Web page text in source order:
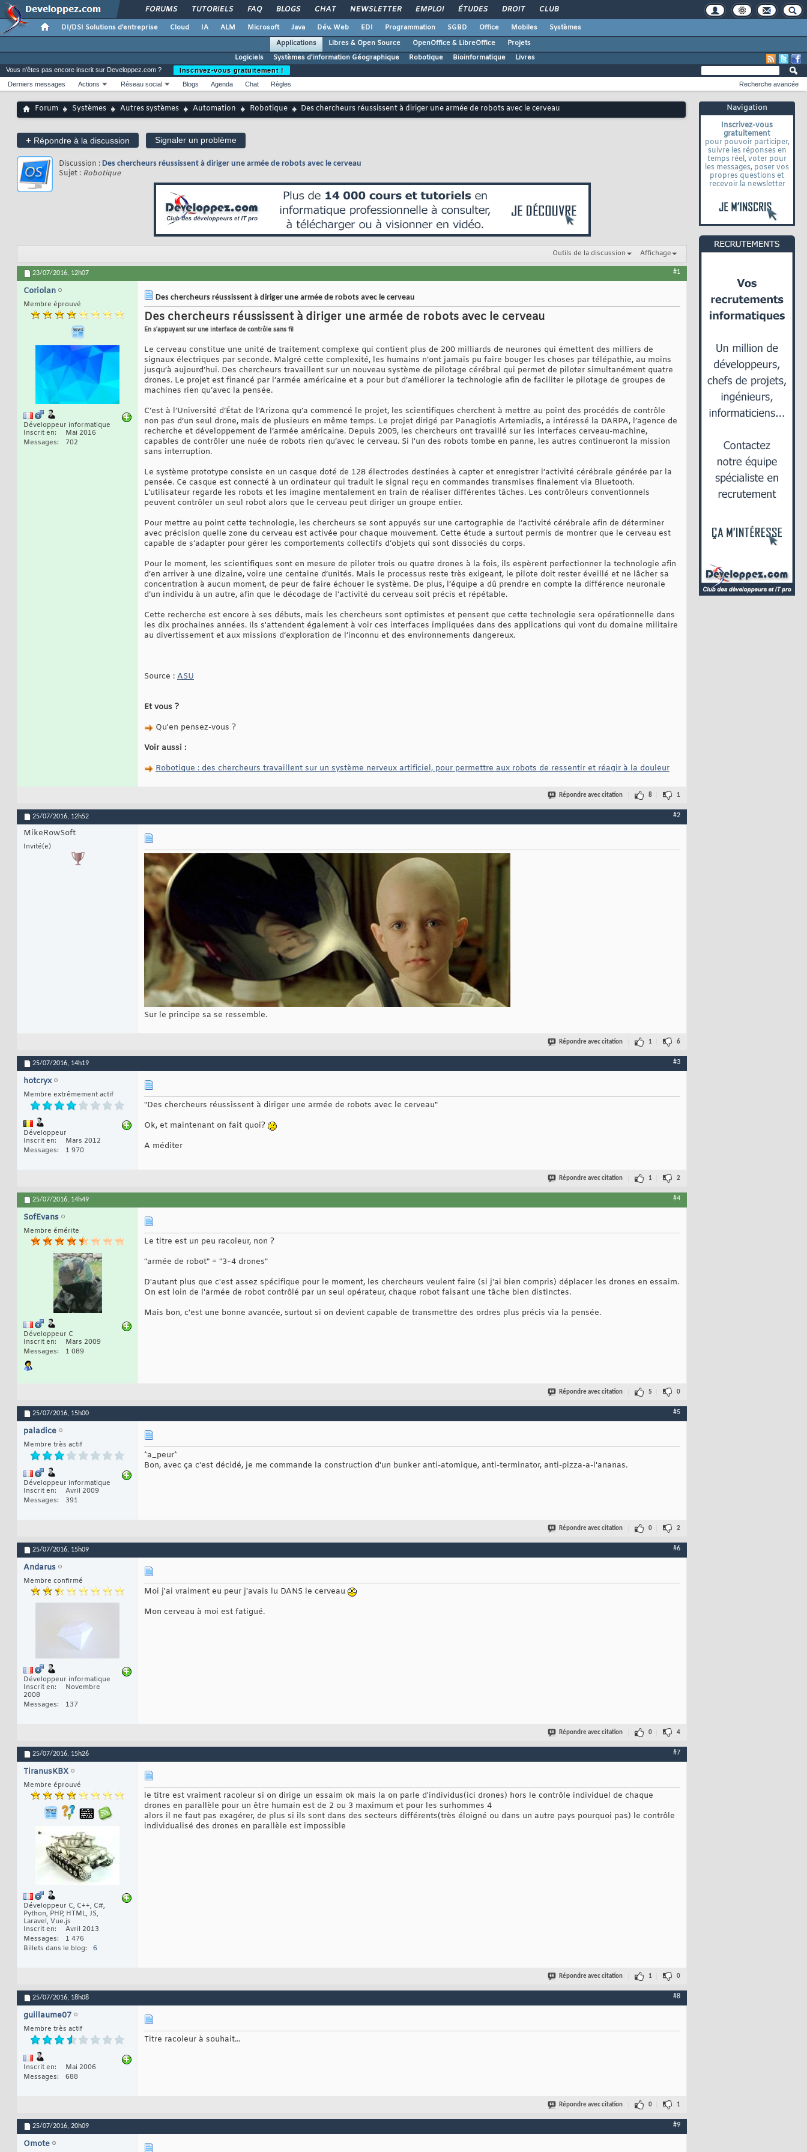
FORUMS TUTORIELS FAQ BLOGS CHAT NEWSLETTER EMPLOI ÉTUDES DROIT CLUB
DI/DSI Solutions d'entreprise Cloud IA ALM Microsoft Java Dév. Web EDI Programmation SGBD Office Mobiles
Systèmes
Applications
Libres & Open Source OpenOffice & LibreOffice
Projets
Logiciels
Systèmes d'information Géographique Robotique Bioinformatique Livres
Navigation
Inscrivez-vous
gratuitement
pour pouvoir participer,
suivre les réponses en
temps réel, voter pour
les messages, poser vos
propres questions et
recevoir la newsletter
Vous n'êtes pas encore inscrit sur Developpez.com ?
Inscrivez-vous gratuitement !
Derniers messages
Actions Réseau social Blogs Agenda Chat Règles Recherche avancée
Forum Systèmes Autres systèmes Automation Robotique Des chercheurs réussissent à diriger une armée de robots avec le cerveau
+ Répondre à la discussion Signaler un problème
Discussion : Des chercheurs réussissent à diriger une armée de robots avec le cerveau
Sujet : Robotique
Outils de la discussion Affichage
23/07/2016, 12h07 #1
Coriolan
Membre éprouvé
Développeur informatique
Inscrit en
Mai 2016
Messages
702
Des chercheurs réussissent à diriger une armée de robots avec le cerveau
Des chercheurs réussissent à diriger une armée de robots avec le cerveau
En s'appuyant sur une interface de contrôle sans fil
Le cerveau constitue une unité de traitement complexe qui contient plus de 200 milliards de neurones qui émettent des milliers de
signaux électriques par seconde. Malgré cette complexité, les humains n’ont jamais pu faire bouger les choses par télépathie, au moins
jusqu’à aujourd’hui. Des chercheurs travaillent sur un nouveau système de pilotage cérébral qui permet de piloter simultanément quatre
drones. Le projet est financé par l’armée américaine et a pour but d’améliorer la technologie afin de faciliter le pilotage de groupes de
machines rien qu’avec la pensée.
C’est à l’Université d’État de l’Arizona qu’a commencé le projet, les scientifiques cherchent à mettre au point des procédés de contrôle
non pas d’un seul drone, mais de plusieurs en même temps. Le projet dirigé par Panagiotis Artemiadis, a intéressé la DARPA, l’agence de
recherche et développement de l’armée américaine. Depuis 2009, les chercheurs ont travaillé sur les interfaces cerveau-machine,
capables de contrôler une nuée de robots rien qu’avec le cerveau. Si l'un des robots tombe en panne, les autres continueront la mission
sans interruption.
Le système prototype consiste en un casque doté de 128 électrodes destinées à capter et enregistrer l’activité cérébrale générée par la
pensée. Ce casque est connecté à un ordinateur qui traduit le signal reçu en commandes transmises finalement via Bluetooth.
L’utilisateur regarde les robots et les imagine mentalement en train de réaliser différentes tâches. Les contrôleurs conventionnels
peuvent contrôler un seul robot alors que le cerveau peut diriger un groupe entier.
Pour mettre au point cette technologie, les chercheurs se sont appuyés sur une cartographie de l’activité cérébrale afin de déterminer
avec précision quelle zone du cerveau est activée pour chaque mouvement. Cette étude a surtout permis de montrer que le cerveau est
capable de s’adapter pour gérer les comportements collectifs d’objets qui sont dissociés du corps.
Pour le moment, les scientifiques sont en mesure de piloter trois ou quatre drones à la fois, ils espèrent perfectionner la technologie afin
d’en arriver à une dizaine, voire une centaine d’unités. Mais le processus reste très exigeant, le pilote doit rester éveillé et ne lâcher sa
concentration à aucun moment, de peur de faire échouer le système. De plus, l’équipe a dû prendre en compte la différence neuronale
d’un individu à un autre, afin que le décodage de l’activité du cerveau soit précis et répétable.
Cette recherche est encore à ses débuts, mais les chercheurs sont optimistes et pensent que cette technologie sera opérationnelle dans
les dix prochaines années. Ils s'attendent également à voir ces interfaces impliquées dans des applications qui vont du domaine militaire
au divertissement et aux missions d’exploration de l’inconnu et des environnements dangereux.
Source : ASU
Et vous ?
Qu'en pensez-vous ?
Voir aussi :
Robotique : des chercheurs travaillent sur un système nerveux artificiel, pour permettre aux robots de ressentir et réagir à la douleur
Répondre avec citation 8 1
25/07/2016, 12h52 #2
MikeRowSoft
Invité(e)
Sur le principe sa se ressemble.
Répondre avec citation 1 6
25/07/2016, 14h19 #3
hotcryx
Membre extrêmement actif
Développeur
Inscrit en
Mars 2012
Messages
1 970
"Des chercheurs réussissent à diriger une armée de robots avec le cerveau"
Ok, et maintenant on fait quoi?
A méditer
Répondre avec citation 1 2
25/07/2016, 14h49 #4
SofEvans
Membre émérite
Développeur C
Inscrit en
Mars 2009
Messages
1 089
Le titre est un peu racoleur, non ?
"armée de robot" = "3~4 drones"
D'autant plus que c'est assez spécifique pour le moment, les chercheurs veulent faire (si j'ai bien compris) déplacer les drones en essaim.
On est loin de l'armée de robot contrôlé par un seul opérateur, chaque robot faisant une tâche bien distinctes.
Mais bon, c'est une bonne avancée, surtout si on devient capable de transmettre des ordres plus précis via la pensée.
Répondre avec citation 5 0
25/07/2016, 15h00 #5
paladice
Membre très actif
Développeur informatique
Inscrit en
Avril 2009
Messages
391
*a_peur*
Bon, avec ça c'est décidé, je me commande la construction d'un bunker anti-atomique, anti-terminator, anti-pizza-a-l'ananas.
Répondre avec citation 0 2
25/07/2016, 15h09 #6
Andarus
Membre confirmé
Développeur informatique
Inscrit en
Novembre
2008
Messages
137
Moi j'ai vraiment eu peur j'avais lu DANS le cerveau
Mon cerveau à moi est fatigué.
Répondre avec citation 0 4
25/07/2016, 15h26 #7
TiranusKBX
Membre éprouvé
Développeur C, C++, C#,
Python, PHP, HTML, JS,
Laravel, Vue.js
Inscrit en
Avril 2013
Messages
1 476
Billets dans le blog
6
le titre est vraiment racoleur si on dirige un essaim ok mais la on parle d'individus(ici drones) hors le contrôle individuel de chaque
drones en parallèle pour un être humain est de 2 ou 3 maximum et pour les surhommes 4
alors il ne faut pas exagérer, de plus si ils sont dans des secteurs différents(très éloigné ou dans un autre pays pourquoi pas) le contrôle
individualisé des drones en parallèle est impossible
Répondre avec citation 1 0
25/07/2016, 18h08 #8
guillaume07
Membre très actif
Inscrit en
Mai 2006
Messages
688
Titre racoleur à souhait...
Répondre avec citation 0 1
25/07/2016, 20h09 #9
Omote